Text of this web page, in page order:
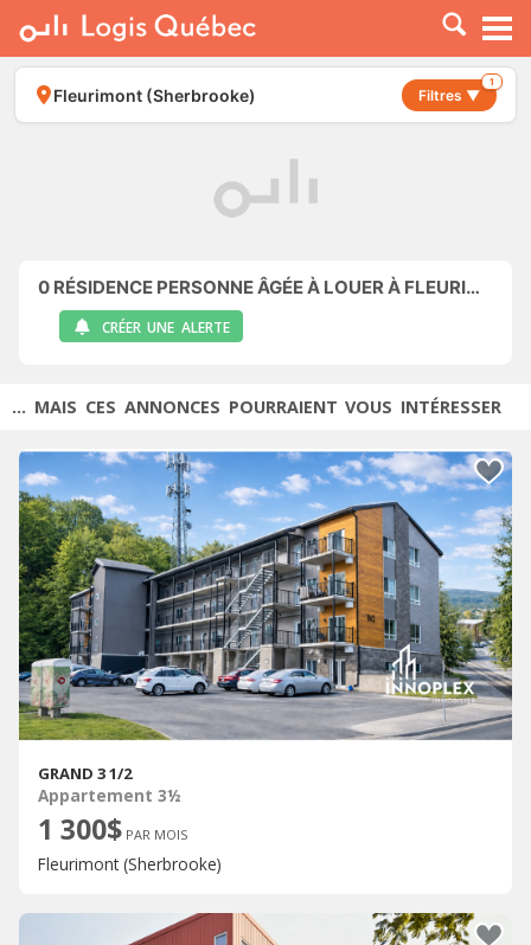
À LOUER
À VENDRE
PLACER UNE ANNONCE
Fleurimont (Sherbrooke) Filtres ▼
1
0 RÉSIDENCE PERSONNE ÂGÉE À LOUER À FLEURIMONT (SHERBROOKE)
CRÉER UNE ALERTE
... MAIS CES ANNONCES POURRAIENT VOUS INTÉRESSER
GRAND 3 1/2
Appartement 3½
1 300$ PAR MOIS
Fleurimont (Sherbrooke)